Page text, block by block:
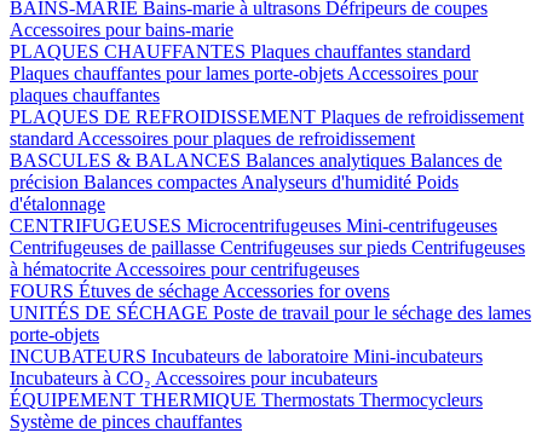
BAINS-MARIE Bains-marie à ultrasons Défripeurs de coupes
Accessoires pour bains-marie
PLAQUES CHAUFFANTES Plaques chauffantes standard
Plaques chauffantes pour lames porte-objets Accessoires pour
plaques chauffantes
PLAQUES DE REFROIDISSEMENT Plaques de refroidissement
standard Accessoires pour plaques de refroidissement
BASCULES & BALANCES Balances analytiques Balances de
précision Balances compactes Analyseurs d'humidité Poids
d'étalonnage
CENTRIFUGEUSES Microcentrifugeuses Mini-centrifugeuses
Centrifugeuses de paillasse Centrifugeuses sur pieds Centrifugeuses
à hématocrite Accessoires pour centrifugeuses
FOURS Étuves de séchage Accessories for ovens
UNITÉS DE SÉCHAGE Poste de travail pour le séchage des lames
porte-objets
INCUBATEURS Incubateurs de laboratoire Mini-incubateurs
Incubateurs à CO₂ Accessoires pour incubateurs
ÉQUIPEMENT THERMIQUE Thermostats Thermocycleurs
Système de pinces chauffantes